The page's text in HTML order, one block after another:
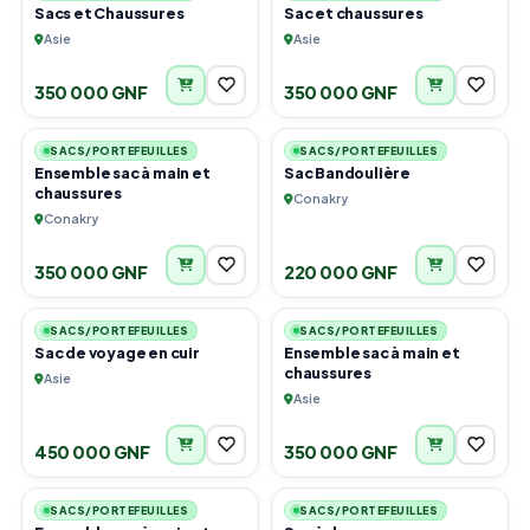
Sacs et Chaussures
Asie
350 000 GNF
Sac et chaussures
Asie
350 000 GNF
3
SACS/PORTEFEUILLES
Ensemble sac à main et
chaussures
Conakry
350 000 GNF
4
SACS/PORTEFEUILLES
Sac Bandoulière
Conakry
220 000 GNF
3
SACS/PORTEFEUILLES
Sac de voyage en cuir
Asie
450 000 GNF
3
SACS/PORTEFEUILLES
Ensemble sac à main et
chaussures
Asie
350 000 GNF
2
SACS/PORTEFEUILLES
1
SACS/PORTEFEUILLES